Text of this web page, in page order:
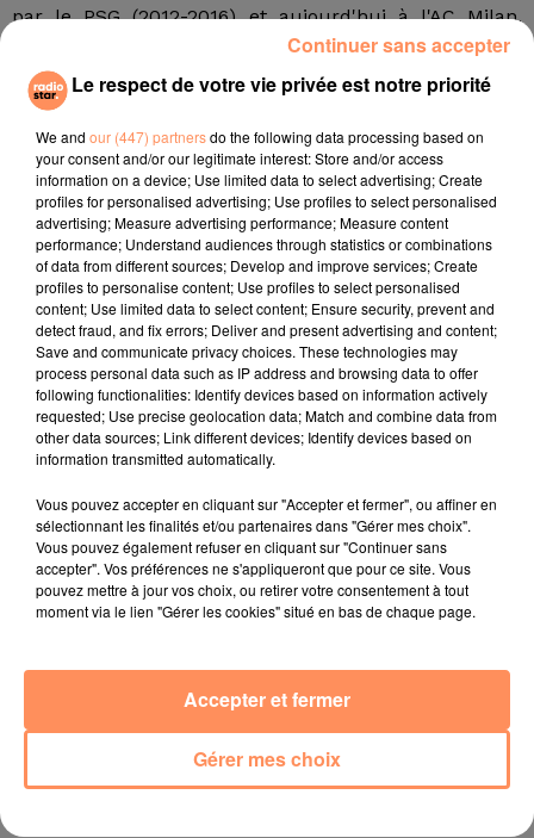
par le PSG (2012-2016) et aujourd'hui à l'AC Milan.
"Chaque prénom a une signification, le tien mon fils a
été choisi car il signifie en croate "or",
a toutefois
détaillé Nikola Lozina sur Instagram.
À l'image de ton
prénom, tu es mon bien le plus précieux sur cette
terre."
Cela n'a pas empêché les moqueries sur les réseaux
sociaux.
fil actus
4 juillet 2022
Radio Star Live avec Dadju
27 juin 2022
Marseille : une application pour mettre en
relation extras et...
27 juin 2022
Le cocholed pour jouer à la pétanque
jusqu'au bout de la nuit !
10 mai 2022
Toulon : des quais électrifiés pour 2023 !
Cassis organise sa traditionnelle "Fête du vin"
10 mai 2022
Marseille : appel à témoins pour retrouver
Frédéric Pache
Le respect de votre vie privée est notre priorité
We and our (447) partnersdo the following data processing based on
your consent and/or our legitimate interest: Store and/or access
information on a device; Use limited data to select advertising; Create
profiles for personalised advertising; Use profiles to select personalised
advertising; Measure advertising performance; Measure content
performance; Understand audiences through statistics or combinations
of data from different sources; Develop and improve services; Create
profiles to personalise content; Use profiles to select personalised
content; Use limited data to select content; Ensure security, prevent and
detect fraud, and fix errors; Deliver and present advertising and content;
Save and communicate privacy choices. These technologies may
process personal data such as IP address and browsing data to offer
following functionalities: Identify devices based on information actively
requested; Use precise geolocation data; Match and combine data from
other data sources; Link different devices; Identify devices based on
information transmitted automatically.
Vous pouvez accepter en cliquant sur "Accepter et fermer", ou affiner en
sélectionnant les finalités et/ou partenaires dans "Gérer mes choix".
Vous pouvez également refuser en cliquant sur "Continuer sans
accepter". Vos préférences ne s'appliqueront que pour ce site. Vous
pouvez mettre à jour vos choix, ou retirer votre consentement à tout
moment via le lien "Gérer les cookies" situé en bas de chaque page.
Gérer mes choix
Accepter et fermer
Continuer sans accepter